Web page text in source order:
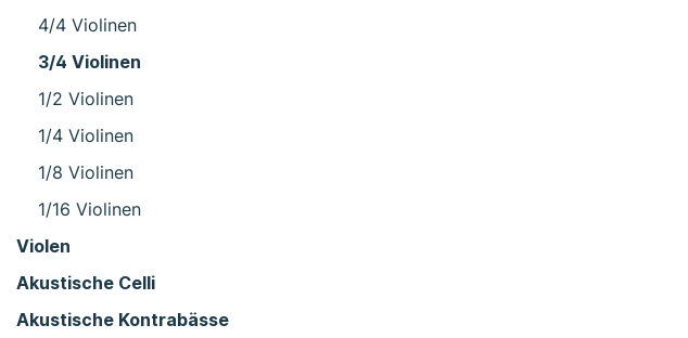
4/4 Violinen
3/4 Violinen
1/2 Violinen
1/4 Violinen
1/8 Violinen
1/16 Violinen
Violen
Akustische Celli
Akustische Kontrabässe